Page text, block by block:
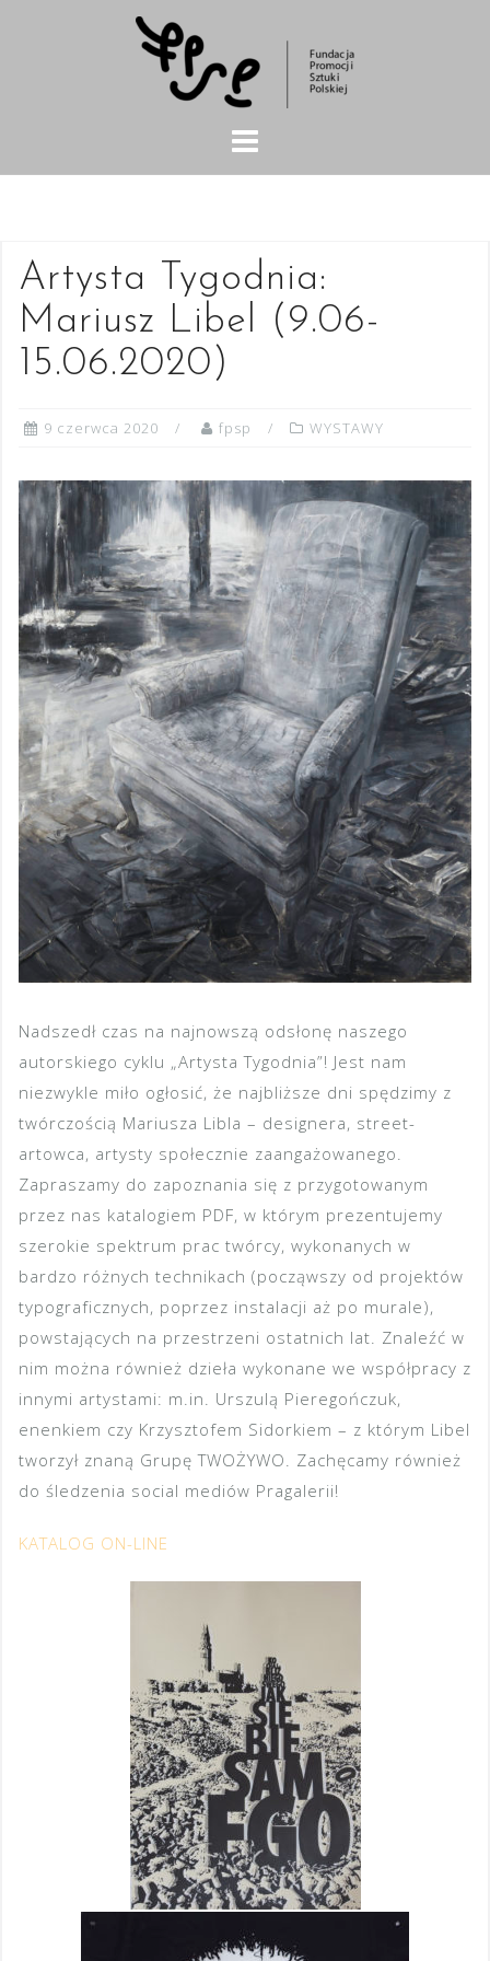
Artysta Tygodnia:
Mariusz Libel (9.06-
15.06.2020)
9 czerwca 2020 fpsp WYSTAWY
Nadszedł czas na najnowszą odsłonę naszego
autorskiego cyklu „Artysta Tygodnia”! Jest nam
niezwykle miło ogłosić, że najbliższe dni spędzimy z
twórczością Mariusza Libla – designera, street-
artowca, artysty społecznie zaangażowanego.
Zapraszamy do zapoznania się z przygotowanym
przez nas katalogiem PDF, w którym prezentujemy
szerokie spektrum prac twórcy, wykonanych w
bardzo różnych technikach (począwszy od projektów
typograficznych, poprzez instalacji aż po murale),
powstających na przestrzeni ostatnich lat. Znaleźć w
nim można również dzieła wykonane we współpracy z
innymi artystami: m.in. Urszulą Pieregończuk,
enenkiem czy Krzysztofem Sidorkiem – z którym Libel
tworzył znaną Grupę TWOŻYWO. Zachęcamy również
do śledzenia social mediów Pragalerii!
KATALOG ON-LINE